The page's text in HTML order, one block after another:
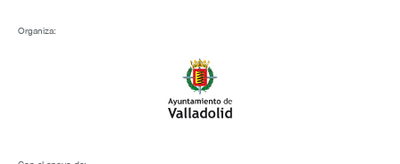
Organiza: